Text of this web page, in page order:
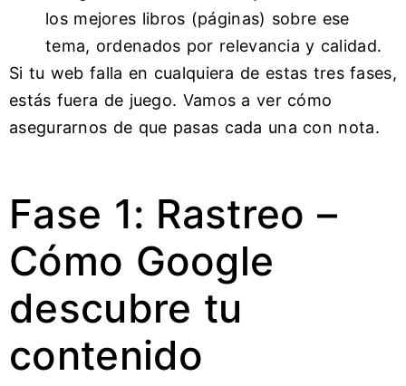
los mejores libros (páginas) sobre ese
tema, ordenados por relevancia y calidad.
Si tu web falla en cualquiera de estas tres fases,
estás fuera de juego. Vamos a ver cómo
asegurarnos de que pasas cada una con nota.
Fase 1: Rastreo –
Cómo Google
descubre tu
contenido